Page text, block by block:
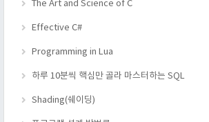
The Art and Science of C
Effective C#
Programming in Lua
하루 10분씩 핵심만 골라 마스터하는 SQL
Shading(쉐이딩)